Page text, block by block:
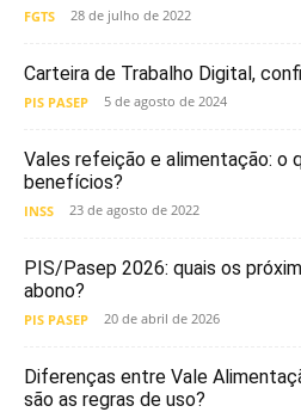
FGTS 28 de julho de 2022
Carteira de Trabalho Digital,
PIS PASEP 5 de agosto de 2024
Vales refeição e alimentação: o
benefícios?
INSS 23 de agosto de 2022
PIS/Pasep 2026: quais os
abono?
PIS PASEP 20 de abril de 2026
Diferenças entre Vale
são as regras de uso?